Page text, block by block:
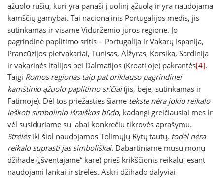
ąžuolo rūšių, kuri yra panaši į uolinį ąžuolą ir yra naudojama
kamščių gamybai. Tai nacionalinis Portugalijos medis, jis
sutinkamas ir visame Viduržemio jūros regione. Jo
pagrindinė paplitimo sritis – Portugalija ir Vakarų Ispanija,
Prancūzijos pietvakariai, Tunisas, Alžyras, Korsika, Sardinija
ir vakarinės Italijos bei Dalmatijos (Kroatijoje) pakrantės[4].
Taigi Romos regionas taip pat priklauso pagrindinei
kamštinio ąžuolo paplitimo sričiai(jis, beje, sutinkamas ir
Fatimoje). Dėl tos priežasties šiame tekste nėra jokio reikalo
ieškoti simbolinio išraiškos būdo, kadangi greičiausiai mes ir
vėl susiduriame su labai konkrečiu tikrovės aprašymu.
Strėlės iki šiol naudojamos Tolimųjų Rytų tautų, todėl nėra
reikalo suprasti jas simboliškai. Dabartiniame musulmonų
džihade („šventajame“ kare) prieš krikščionis reikalui esant
naudojami lankai ir strėlės. Askri džihado dalyviai